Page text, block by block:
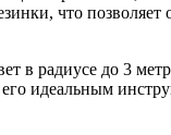
что позволяет
в радиусе до 3
идеальным